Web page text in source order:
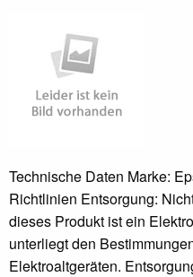
Technische Daten Marke:
Richtlinien Entsorgung:
dieses Produkt ist ein
unterliegt den
Elektroaltgeräten.